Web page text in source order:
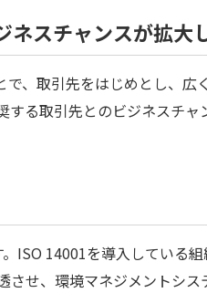
スチャンスが拡大し
、取引先をはじめとし、
る取引先とのビジネスチャ
ISO 14001を導入している
せ、環境マネジメントシス